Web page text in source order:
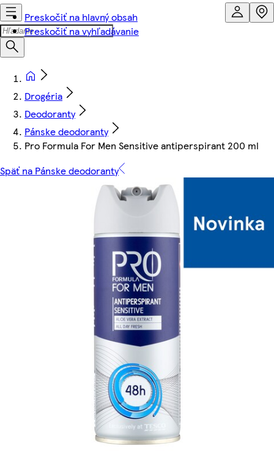
Preskočiť na hlavný obsah
Preskočiť na vyhľadávanie
Drogéria
Deodoranty
Pánske deodoranty
Pro Formula For Men Sensitive antiperspirant 200 ml
Späť na Pánske deodoranty